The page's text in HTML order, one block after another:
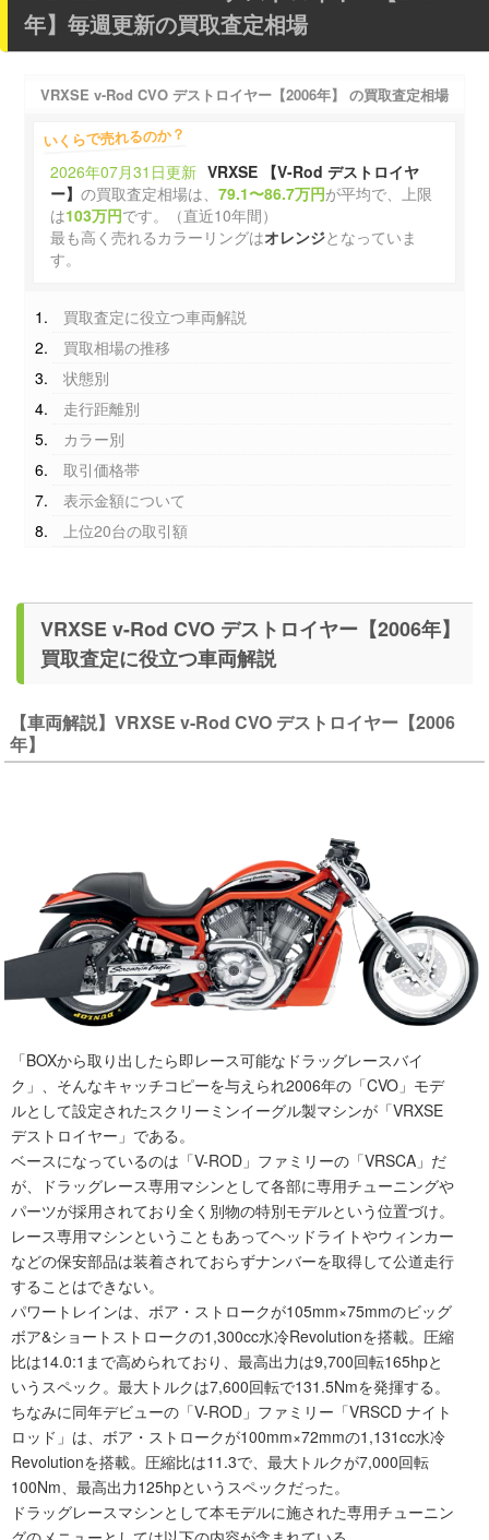
年】毎週更新の買取査定相場
VRXSE v-Rod CVO デストロイヤー【2006年】 の買取査定相場
いくらで売れるのか？
2026年07月31日更新 VRXSE 【V-Rod デストロイヤ
ー】の買取査定相場は、79.1〜86.7万円が平均で、上限
は103万円です。（直近10年間）
最も高く売れるカラーリングはオレンジとなっていま
す。
買取査定に役立つ車両解説
買取相場の推移
状態別
走行距離別
カラー別
取引価格帯
表示金額について
上位20台の取引額
VRXSE v-Rod CVO デストロイヤー【2006年】
買取査定に役立つ車両解説
【車両解説】VRXSE v-Rod CVO デストロイヤー【2006
年】
「BOXから取り出したら即レース可能なドラッグレースバイ
ク」、そんなキャッチコピーを与えられ2006年の「CVO」モデ
ルとして設定されたスクリーミンイーグル製マシンが「VRXSE
デストロイヤー」である。
ベースになっているのは「V-ROD」ファミリーの「VRSCA」だ
が、ドラッグレース専用マシンとして各部に専用チューニングや
パーツが採用されており全く別物の特別モデルという位置づけ。
レース専用マシンということもあってヘッドライトやウィンカー
などの保安部品は装着されておらずナンバーを取得して公道走行
することはできない。
パワートレインは、ボア・ストロークが105mm×75mmのビッグ
ボア&ショートストロークの1,300cc水冷Revolutionを搭載。圧縮
比は14.0:1まで高められており、最高出力は9,700回転165hpと
いうスペック。最大トルクは7,600回転で131.5Nmを発揮する。
ちなみに同年デビューの「V-ROD」ファミリー「VRSCD ナイト
ロッド」は、ボア・ストロークが100mm×72mmの1,131cc水冷
Revolutionを搭載。圧縮比は11.3で、最大トルクが7,000回転
100Nm、最高出力125hpというスペックだった。
ドラッグレースマシンとして本モデルに施された専用チューニン